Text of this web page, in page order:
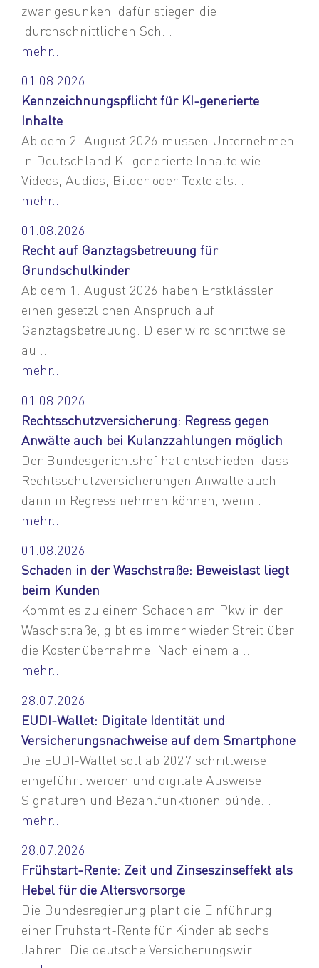
zwar gesunken, dafür stiegen die
durchschnittlichen Sch...
mehr...
01.08.2026
Kennzeichnungspflicht für KI-generierte
Inhalte
Ab dem 2. August 2026 müssen Unternehmen
in Deutschland KI-generierte Inhalte wie
Videos, Audios, Bilder oder Texte als...
mehr...
01.08.2026
Recht auf Ganztagsbetreuung für
Grundschulkinder
Ab dem 1. August 2026 haben Erstklässler
einen gesetzlichen Anspruch auf
Ganztagsbetreuung. Dieser wird schrittweise
au...
mehr...
01.08.2026
Rechtsschutzversicherung: Regress gegen
Anwälte auch bei Kulanzzahlungen möglich
Der Bundesgerichtshof hat entschieden, dass
Rechtsschutzversicherungen Anwälte auch
dann in Regress nehmen können, wenn...
mehr...
01.08.2026
Schaden in der Waschstraße: Beweislast liegt
beim Kunden
Kommt es zu einem Schaden am Pkw in der
Waschstraße, gibt es immer wieder Streit über
die Kostenübernahme. Nach einem a...
mehr...
28.07.2026
EUDI-Wallet: Digitale Identität und
Versicherungsnachweise auf dem Smartphone
Die EUDI-Wallet soll ab 2027 schrittweise
eingeführt werden und digitale Ausweise,
Signaturen und Bezahlfunktionen bünde...
mehr...
28.07.2026
Frühstart-Rente: Zeit und Zinseszinseffekt als
Hebel für die Altersvorsorge
Die Bundesregierung plant die Einführung
einer Frühstart-Rente für Kinder ab sechs
Jahren. Die deutsche Versicherungswir...